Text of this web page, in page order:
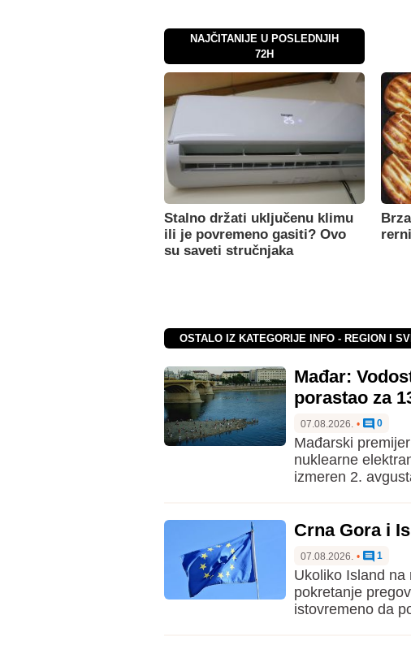
NAJČITANIJE U POSLEDNJIH
72H
Stalno držati uključenu klimu
ili je povremeno gasiti? Ovo
su saveti stručnjaka
OSTALO IZ KATEGORIJE INFO - REGION I
Mađar:
porastao za
07.08.2026. • 0
Mađarski
nuklearne
izmeren 2.
Crna Gora i
07.08.2026. • 1
Ukoliko Island
pokretanje
istovremeno da